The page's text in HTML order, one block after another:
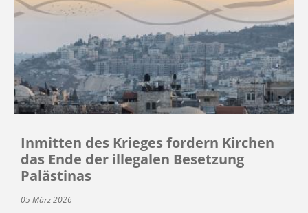
Inmitten des Krieges fordern Kirchen
das Ende der illegalen Besetzung
Palästinas
05 März 2026